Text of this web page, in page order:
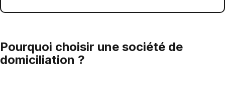
Pourquoi choisir une société de
domiciliation ?